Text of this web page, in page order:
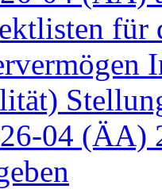
für
04 (ÄA)